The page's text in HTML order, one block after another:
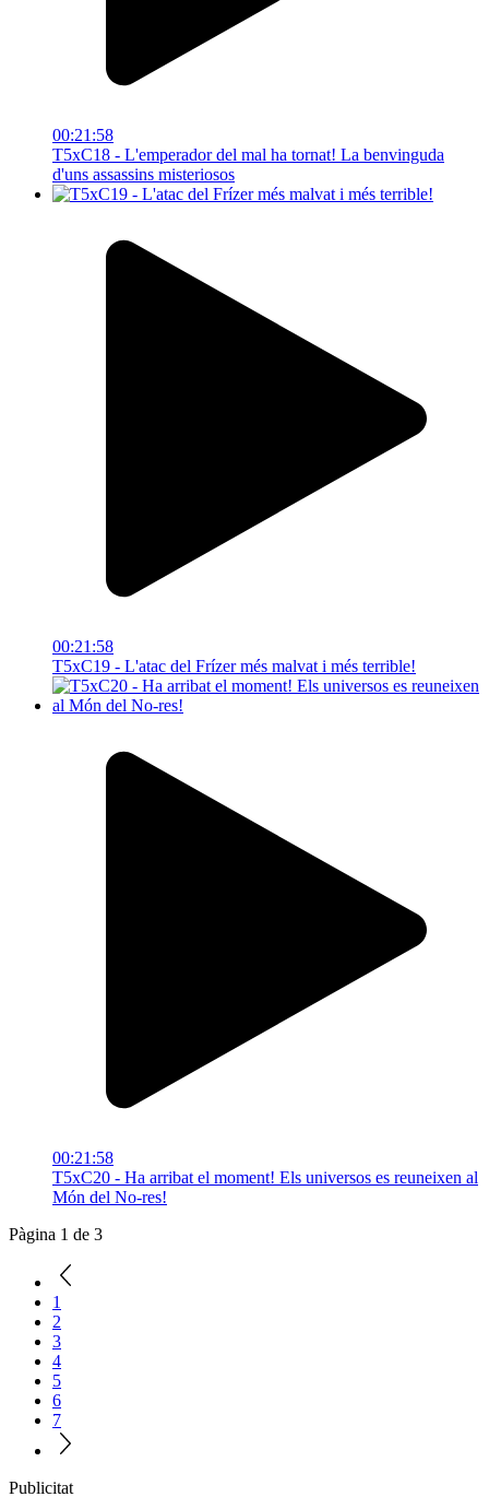
00:21:58
T5xC18 - L'emperador del mal ha tornat! La benvinguda
d'uns assassins misteriosos
00:21:58
T5xC19 - L'atac del Frízer més malvat i més terrible!
00:21:58
T5xC20 - Ha arribat el moment! Els universos es reuneixen al
Món del No-res!
Pàgina 1 de 3
1
2
3
4
5
6
7
Publicitat